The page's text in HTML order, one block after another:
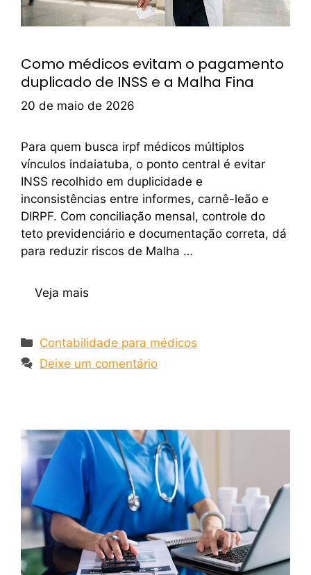
Como médicos evitam o pagamento
duplicado de INSS e a Malha Fina
20 de maio de 2026
Para quem busca irpf médicos múltiplos
vínculos indaiatuba, o ponto central é evitar
INSS recolhido em duplicidade e
inconsistências entre informes, carnê-leão e
DIRPF. Com conciliação mensal, controle do
teto previdenciário e documentação correta, dá
para reduzir riscos de Malha …
Veja mais
Contabilidade para médicos
Deixe um comentário